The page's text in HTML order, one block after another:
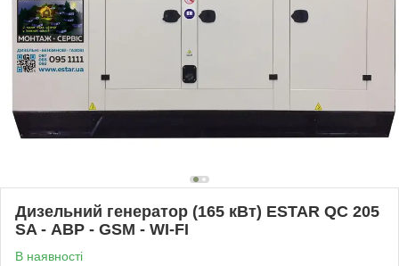
Дизельний генератор (165 кВт) ESTAR QC 205
SA - АВР - GSM - WI-FI
В наявності